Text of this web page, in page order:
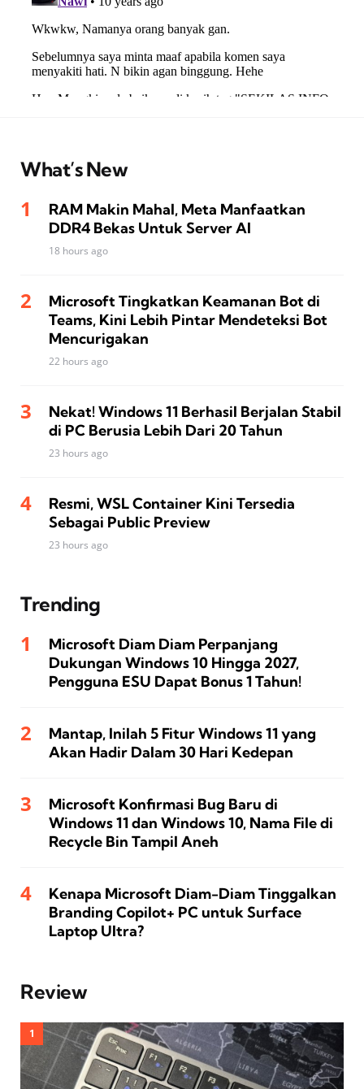
What’s New
RAM Makin Mahal, Meta Manfaatkan
DDR4 Bekas Untuk Server AI
18 hours ago
Microsoft Tingkatkan Keamanan Bot di
Teams, Kini Lebih Pintar Mendeteksi Bot
Mencurigakan
22 hours ago
Nekat! Windows 11 Berhasil Berjalan Stabil
di PC Berusia Lebih Dari 20 Tahun
23 hours ago
Resmi, WSL Container Kini Tersedia
Sebagai Public Preview
23 hours ago
Trending
Microsoft Diam Diam Perpanjang
Dukungan Windows 10 Hingga 2027,
Pengguna ESU Dapat Bonus 1 Tahun!
Mantap, Inilah 5 Fitur Windows 11 yang
Akan Hadir Dalam 30 Hari Kedepan
Microsoft Konfirmasi Bug Baru di
Windows 11 dan Windows 10, Nama File di
Recycle Bin Tampil Aneh
Kenapa Microsoft Diam-Diam Tinggalkan
Branding Copilot+ PC untuk Surface
Laptop Ultra?
Review